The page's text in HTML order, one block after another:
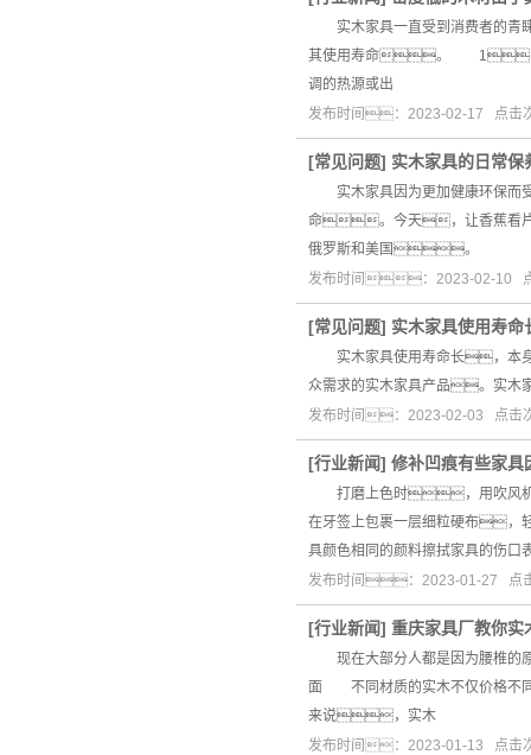
实木家具一直受到消费者的青
其使用寿命。 1、温
调的热源或出
发布时间：2023-02-17 点
[常见问题] 实木家具的日常保
实木家具因为更加健康环保而
命。今天，让香蕉看片
俄罗斯和美国。
发布时间：2023-02-10
[常见问题] 实木家具使用寿
实木家具使用寿命长，本
众需求的实木家具产品。实木
发布时间：2023-02-03 点
[行业新闻] 修补凹痕有些家
打磨上色时，用吹风机
在牙签上包裹一层细粒硬布
具颜色相同的颜料擦拭家具的伤口
发布时间：2023-01-27 点
[行业新闻] 重庆家具厂教你实
现在大部分人都是因为腰椎
面 不同材质的实木不仅价格不
来说，实木
发布时间：2023-01-13 点